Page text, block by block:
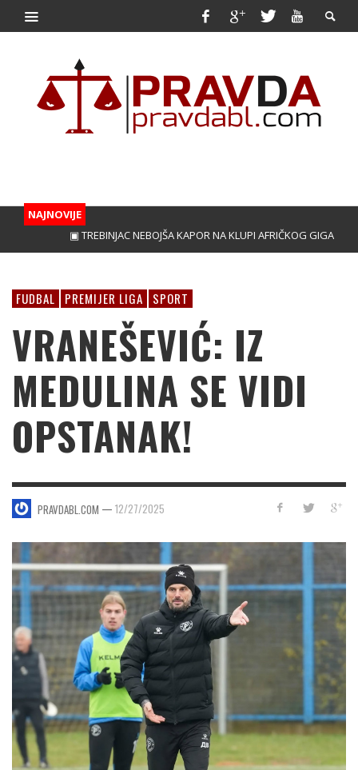
NAJNOVIJE
▣ TREBINJAC NEBOJŠA KAPOR NA KLUPI AFRIČKOG GIGANTA!
FUDBAL PREMIJER LIGA SPORT
VRANEŠEVIĆ: IZ
MEDULINA SE VIDI
OPSTANAK!
PRAVDABL.COM — 12/27/2025